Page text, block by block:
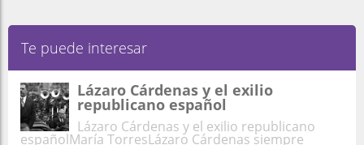
Te puede interesar
Lázaro Cárdenas y el exilio
republicano español
Lázaro Cárdenas y el exilio republicano
españolMaría TorresLázaro Cárdenas siempre